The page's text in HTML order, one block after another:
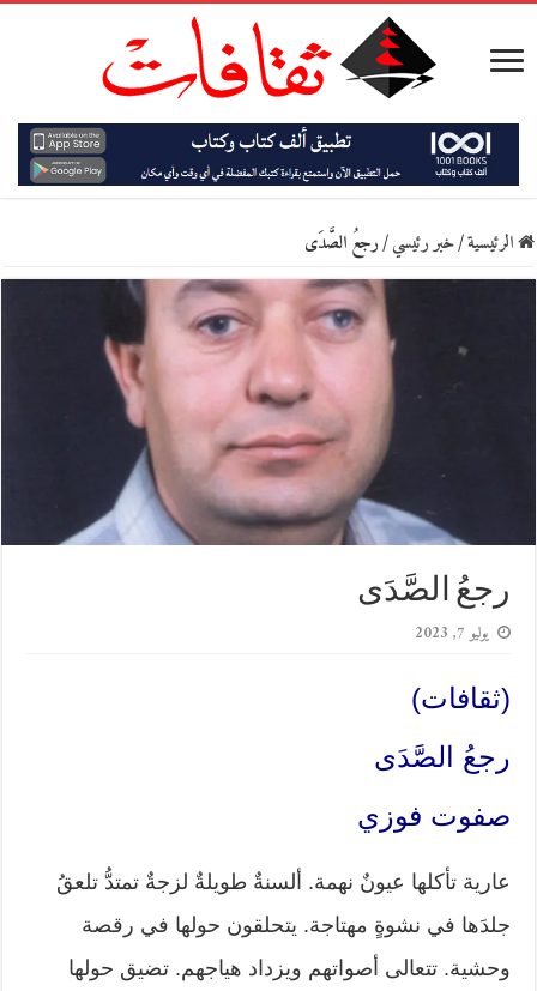
الرئيسية/خبر رئيسي/رجعُ الصَّدَى
رجعُ الصَّدَى
يوليو 7, 2023
(ثقافات)
رجعُ الصَّدَى
صفوت فوزي
عارية تأكلها عيونٌ نهمة. ألسنةٌ طويلةٌ لزجةٌ تمتدُّ تلعقُ
جلدَها في نشوةٍ مهتاجة. يتحلقون حولها في رقصة
وحشية. تتعالى أصواتهم ويزداد هياجهم. تضيق حولها